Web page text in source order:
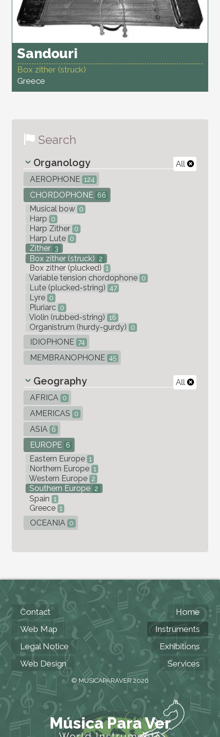
Sandouri
Box zither (struck)
Greece
Search
All
Organology
AEROPHONE 124
CHORDOPHONE 66
Musical bow 0
Harp 0
Harp Zither 0
Harp Lute 0
Zither 3
Box zither (struck) 2
Box zither (plucked) 1
Variable tension chordophone 0
Lute (plucked-string) 47
Lyre 0
Pluriarc 0
Violin (rubbed-string) 16
Organistrum (hurdy-gurdy) 0
IDIOPHONE 74
MEMBRANOPHONE 45
All
Geography
AFRICA 0
AMERICAS 0
ASIA 6
EUROPE 6
Eastern Europe 1
Northern Europe 1
Western Europe 2
Southern Europe 2
Spain 1
Greece 1
OCEANIA 0
Contact
Web Map
Legal Notice
Web Design
Home
Instruments
Exhibitions
Services
© MUSICAPARAVER 2026
Música Para Ver